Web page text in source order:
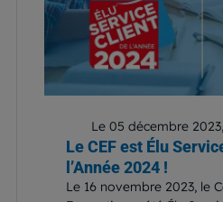
Le 05 décembre
Le CEF est Élu
l’Année 2024 !
Le 16 novembre 2023, le